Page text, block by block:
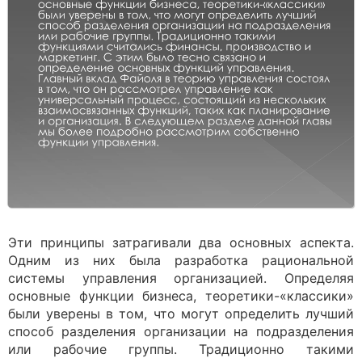
Эти принципы затрагивали два основных аспекта.
Одним из них была разработка рациональной
системы управления организацией. Определяя
основные функции бизнеса, теоретики-«классики»
были уверены в том, что могут определить лучший
способ разделения организации на подразделения
или рабочие группы. Традиционно такими